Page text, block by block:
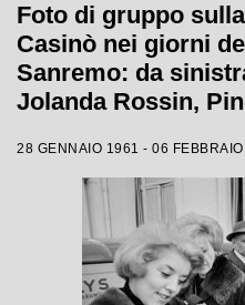
Foto di gruppo
Casinò nei giorni
Sanremo: da
Jolanda Rossin,
Renis e Betty Curtis
28 GENNAIO 1961 - 06